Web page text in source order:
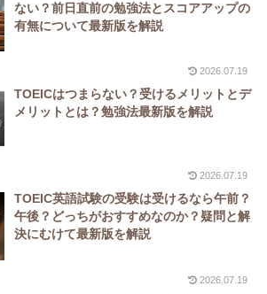
ない？前日直前の勉強法とスコアアップの
有無について最新版を解説
2026.07.19
TOEICはつまらない？受けるメリットとデ
メリットとは？勉強法最新版を解説
2026.07.19
TOEIC英語試験の受験は受けるなら午前？
午後？どっちがおすすめなのか？疑問と解
決にむけて最新版を解説
2026.07.19